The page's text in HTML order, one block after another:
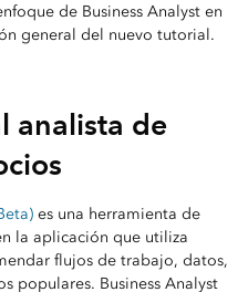
de Business Analyst en
general del nuevo tutorial.
analista de
es una herramienta de
la aplicación que utiliza
flujos de trabajo, datos,
populares. Business Analyst